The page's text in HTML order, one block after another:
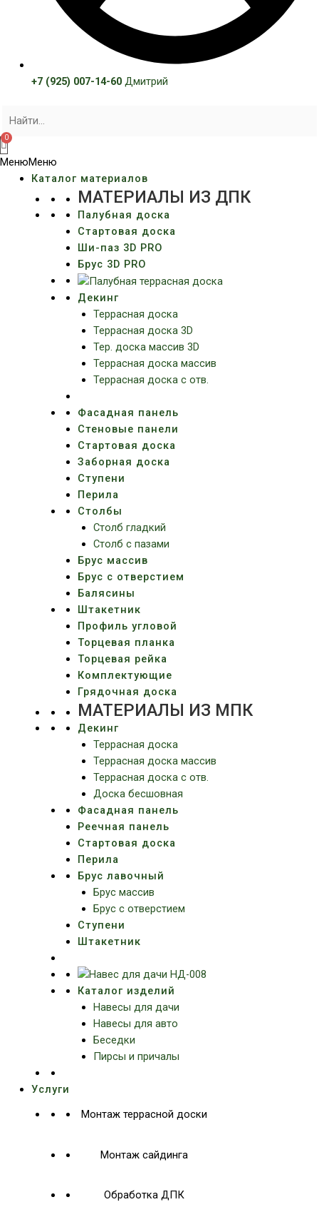
+7 (925) 007-14-60Дмитрий
МенюМеню
Каталог материалов
МАТЕРИАЛЫ ИЗ ДПК
Палубная доска
Стартовая доска
Ши-паз 3D PRO
Брус 3D PRO
Декинг
Террасная доска
Террасная доска 3D
Тер. доска массив 3D
Террасная доска массив
Террасная доска с отв.
Фасадная панель
Стеновые панели
Стартовая доска
Заборная доска
Ступени
Перила
Столбы
Столб гладкий
Столб с пазами
Брус массив
Брус с отверстием
Балясины
Штакетник
Профиль угловой
Торцевая планка
Торцевая рейка
Комплектующие
Грядочная доска
МАТЕРИАЛЫ ИЗ МПК
Декинг
Террасная доска
Террасная доска массив
Террасная доска c отв.
Доска бесшовная
Фасадная панель
Реечная панель
Стартовая доска
Перила
Брус лавочный
Брус массив
Брус с отверстием
Ступени
Штакетник
Каталог изделий
Навесы для дачи
Навесы для авто
Беседки
Пирсы и причалы
Услуги
Монтаж террасной доски
Монтаж сайдинга
Обработка ДПК